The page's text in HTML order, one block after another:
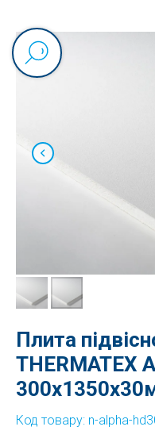
Плита
THERMATEX
Код товару: n-alpha-